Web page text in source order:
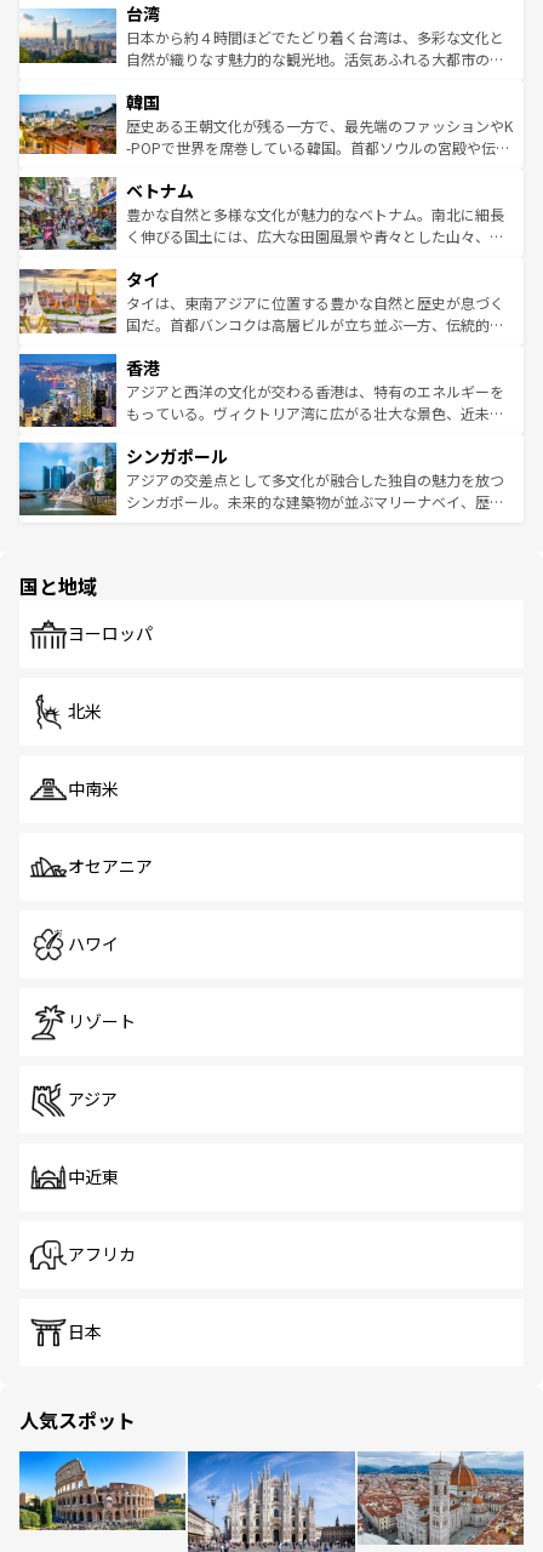
ならではの贅沢な旅のスタイルだ。 なお、新着のアメリカ
情報はコンテンツ一覧を参照してほしい。
れるおもてなしの心で訪れる人々を迎えてくれるハワイの
人々、おいしいローカルフードやハワイアンミュージッ
ク、伝統的なフラダンスなど、すべてがハワイの魅力を彩
ワイを、存分に味わってほしい。 なお、新着のハワイ情報
はコンテンツ一覧を参照してほしい。
リアリーフや大陸中央部にそびえるウルル（エアーズロッ
ク）、タスマニアの美しい原生林やケアンズの熱帯雨林な
ど、見どころがたくさん。また、カフェやワイン、オージ
いる。アクティビティも充実しており、サーフィンやダイ
ビング、ハイキングなど、アウトドア好きにはたまらな
い。オーストラリアの多彩な魅力を存分に味わいつくそ
参照してほしい。
台湾
日本から約４時間ほどでたどり着く台湾は、多彩な文化と
自然が織りなす魅力的な観光地。活気あふれる大都市の台
ン）、静ひつな山岳地帯である台湾東部など、都市の喧騒
と山間の静けさが共存しており、訪れる人に新しい発見と
驚きをもたらしてくれる。また、奥深い台湾の食文化も魅
容にもいいと評判のスイーツなど、バラエティ豊かな料理
が味わえる。 なお、新着の台湾情報は コンテンツ一覧を参
照してほしい。
韓国
歴史ある王朝文化が残る一方で、最先端のファッションやK
-POPで世界を席巻している韓国。首都ソウルの宮殿や伝統
き、地方に足を延ばせば四季折々の自然美を楽しむことが
できる。そして、キムチや焼肉、絶品のストリートフード
まで、さまざまな韓国料理が待っている。夜には、韓国な
リティに包まれながら、韓国の多彩な魅力を心ゆくまで味
わってみてほしい。 なお、新着の韓国情報はコンテンツ一
覧を参照してほしい。
ベトナム
豊かな自然と多様な文化が魅力的なベトナム。南北に細長
く伸びる国土には、広大な田園風景や青々とした山々、世
急速な発展と共に伝統が息づく。ハノイの古い町並みやホ
ーチミン市のフランス統治時代の建物も、独特の雰囲気を
醸し出している。また、バラエティの豊かさとおいしさで
とつ。フォーやバインミー、ベトナムコーヒーなどは、ぜ
ひ現地で味わいたい。どの地域を訪れてもあたたかい人々
が旅行者を迎えてくれるので、きっと忘れられない旅にな
参照してほしい。
タイ
タイは、東南アジアに位置する豊かな自然と歴史が息づく
国だ。首都バンコクは高層ビルが立ち並ぶ一方、伝統的な
の活気が交差している。北部ではチェンマイなどの山岳地
帯で自然と触れ合い、南部ではプーケットやクラビの美し
いビーチでリゾート気分を楽しむことができる。タイ料理
激する。気候は一年中温暖で、どの季節にも異なる楽しみ
が待っている。親しみやすいタイの人々、仏教を中心とし
た文化、そして多様な観光資源が、訪れる旅人を魅了し続
香港
アジアと西洋の文化が交わる香港は、特有のエネルギーを
もっている。ヴィクトリア湾に広がる壮大な景色、近未来
み、どこを訪れても感動するはず。観光スポットが密集し
ており、効率よく見どころを回れるのも魅力。息をのむよ
うな絶景から文化的な体験まで、香港を存分に楽しみ尽く
シンガポール
アジアの交差点として多文化が融合した独自の魅力を放つ
シンガポール。未来的な建築物が並ぶマリーナベイ、歴史
で、ホーカーズは地元の風情を楽しめる外せないスポット
国と地域
ヨーロッパ
北米
中南米
オセアニア
ハワイ
リゾート
アジア
中近東
アフリカ
日本
人気スポット